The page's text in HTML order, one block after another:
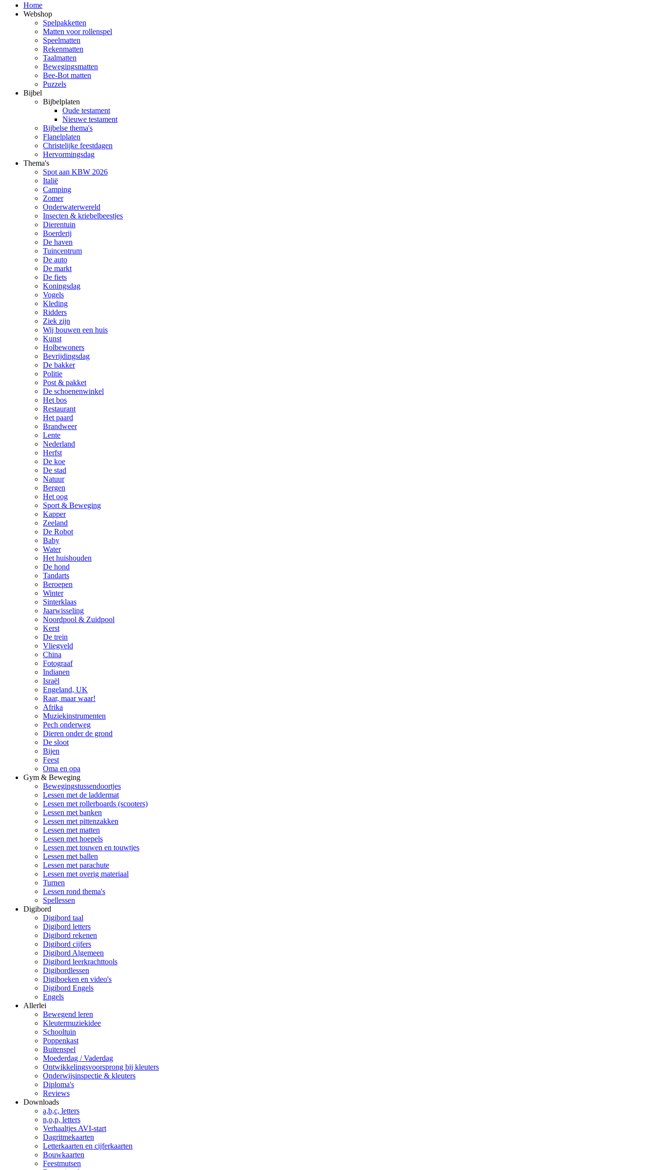
Home
Webshop
Spelpakketten
Matten voor rollenspel
Speelmatten
Rekenmatten
Taalmatten
Bewegingsmatten
Bee-Bot matten
Puzzels
Bijbel
Bijbelplaten
Oude testament
Nieuwe testament
Bijbelse thema's
Flanelplaten
Christelijke feestdagen
Hervormingsdag
Thema's
Spot aan KBW 2026
Italië
Camping
Zomer
Onderwaterwereld
Insecten & kriebelbeestjes
Dierentuin
Boerderij
De haven
Tuincentrum
De auto
De markt
De fiets
Koningsdag
Vogels
Kleding
Ridders
Ziek zijn
Wij bouwen een huis
Kunst
Holbewoners
Bevrijdingsdag
De bakker
Politie
Post & pakket
De schoenenwinkel
Het bos
Restaurant
Het paard
Brandweer
Lente
Nederland
Herfst
De koe
De stad
Natuur
Bergen
Het oog
Sport & Beweging
Kapper
Zeeland
De Robot
Baby
Water
Het huishouden
De hond
Tandarts
Beroepen
Winter
Sinterklaas
Jaarwisseling
Noordpool & Zuidpool
Kerst
De trein
Vliegveld
China
Fotograaf
Indianen
Israël
Engeland, UK
Raar, maar waar!
Afrika
Muziekinstrumenten
Pech onderweg
Dieren onder de grond
De sloot
Bijen
Feest
Oma en opa
Gym & Beweging
Bewegingstussendoortjes
Lessen met de laddermat
Lessen met rollerboards (scooters)
Lessen met banken
Lessen met pittenzakken
Lessen met matten
Lessen met hoepels
Lessen met touwen en touwtjes
Lessen met ballen
Lessen met parachute
Lessen met overig materiaal
Turnen
Lessen rond thema's
Spellessen
Digibord
Digibord taal
Digibord letters
Digibord rekenen
Digibord cijfers
Digibord Algemeen
Digibord leerkrachttools
Digibordlessen
Digiboeken en video's
Digibord Engels
Engels
Allerlei
Bewegend leren
Kleutermuziekidee
Schooltuin
Poppenkast
Buitenspel
Moederdag / Vaderdag
Ontwikkelingsvoorsprong bij kleuters
Onderwijsinspectie & kleuters
Diploma's
Reviews
Downloads
a,b,c, letters
n,o,p, letters
Verhaaltjes AVI-start
Dagritmekaarten
Letterkaarten en cijferkaarten
Bouwkaarten
Feestmutsen